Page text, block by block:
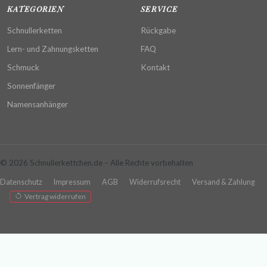
KATEGORIEN
Schnullerketten
Lern- und Zahnungsketten
Schmuck
Sonnenfänger
Namensanhänger
SERVICE
Rückgabe
FAQ
Kontakt
© 2026 Schnullerkettchen.de – Alle Rechte vorbehalten
Datenschutz Impressum AGB Widerrufsrecht
Versand & Zahlung
Vertrag widerrufen